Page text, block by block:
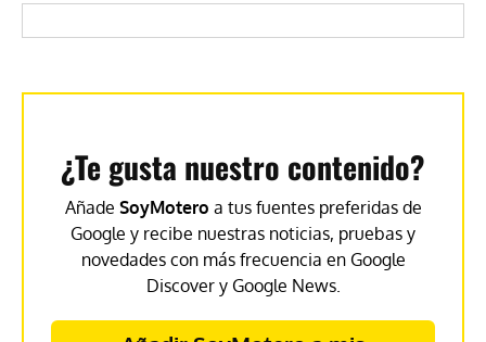
¿Te gusta nuestro contenido?
Añade SoyMotero a tus fuentes preferidas de
Google y recibe nuestras noticias, pruebas y
novedades con más frecuencia en Google
Discover y Google News.